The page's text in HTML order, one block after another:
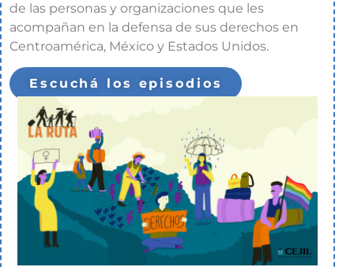
de las personas y organizaciones que les
acompañan en la defensa de sus derechos en
Centroamérica, México y Estados Unidos.
Escuchá los episodios